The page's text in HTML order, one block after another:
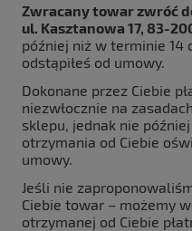
Zwracany towar zwróć
ul. Kasztanowa 17, 83-
później niż w terminie 14
odstąpiłeś od umowy.
Dokonane przez Ciebie
niezwłocznie na
sklepu, jednak nie
otrzymania od Ciebie
umowy.
Jeśli nie
Ciebie towar – możemy
otrzymanej od Ciebie